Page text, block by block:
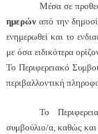
Μέσα σε
ημερώναπό την
ενημερωθεί και το
με όσα ειδικότερα
Το Περιφερειακό
περιβαλλοντική
Το
συμβούλιο/α, καθώς και